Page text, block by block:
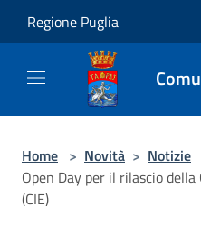
Regione Puglia
Home > Novità > Notizie
Open Day per il rilascio
(CIE)